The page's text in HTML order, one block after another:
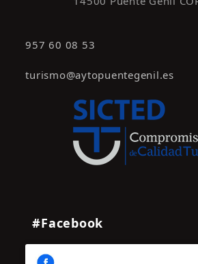
957 60 08 53
turismo@aytopuentegenil.es
#Facebook